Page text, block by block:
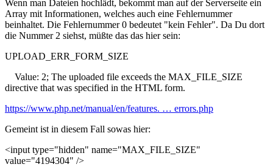
Wenn man Dateien hochlädt, bekommt man auf der Serverseite ein
Array mit Informationen, welches auch eine Fehlernummer
beinhaltet. Die Fehlernummer 0 bedeutet "kein Fehler". Da Du dort
die Nummer 2 siehst, müßte das das hier sein:
UPLOAD_ERR_FORM_SIZE
Value: 2; The uploaded file exceeds the MAX_FILE_SIZE
directive that was specified in the HTML form.
https://www.php.net/manual/en/features. … errors.php
Gemeint ist in diesem Fall sowas hier:
<input type="hidden" name="MAX_FILE_SIZE"
value="4194304" />